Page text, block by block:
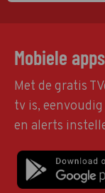
Mobiele apps
Met de gratis
tv is,
en alerts